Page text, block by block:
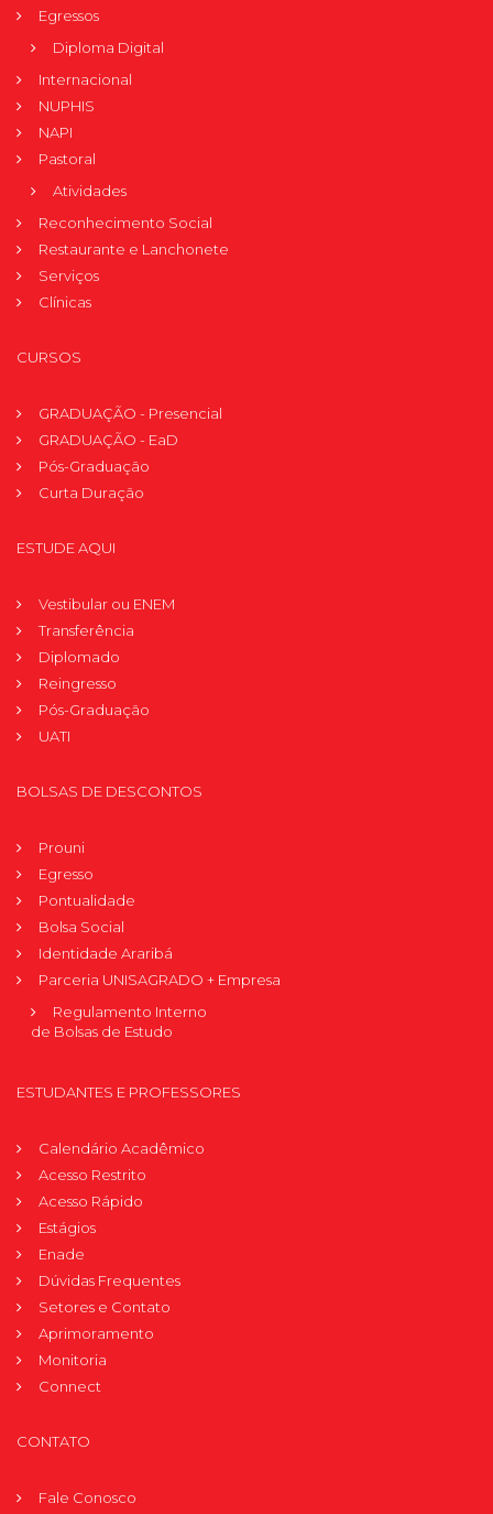
Egressos
Diploma Digital
Internacional
NUPHIS
NAPI
Pastoral
Atividades
Reconhecimento Social
Restaurante e Lanchonete
Serviços
Clínicas
CURSOS
GRADUAÇÃO - Presencial
GRADUAÇÃO - EaD
Pós-Graduação
Curta Duração
ESTUDE AQUI
Vestibular ou ENEM
Transferência
Diplomado
Reingresso
Pós-Graduação
UATI
BOLSAS DE DESCONTOS
Prouni
Egresso
Pontualidade
Bolsa Social
Identidade Araribá
Parceria UNISAGRADO + Empresa
Regulamento Interno
de Bolsas de Estudo
ESTUDANTES E PROFESSORES
Calendário Acadêmico
Acesso Restrito
Acesso Rápido
Estágios
Enade
Dúvidas Frequentes
Setores e Contato
Aprimoramento
Monitoria
Connect
CONTATO
Fale Conosco